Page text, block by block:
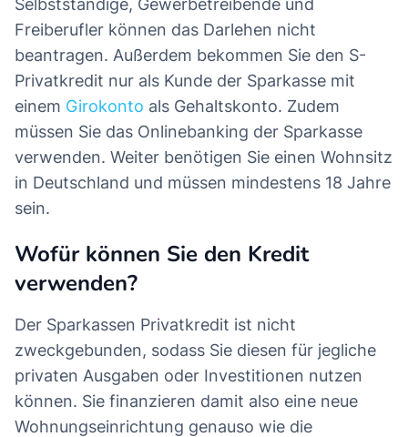
Selbstständige, Gewerbetreibende und
Freiberufler können das Darlehen nicht
beantragen. Außerdem bekommen Sie den S-
Privatkredit nur als Kunde der Sparkasse mit
einem Girokonto als Gehaltskonto. Zudem
müssen Sie das Onlinebanking der Sparkasse
verwenden. Weiter benötigen Sie einen Wohnsitz
in Deutschland und müssen mindestens 18 Jahre
sein.
Wofür können Sie den Kredit
verwenden?
Der Sparkassen Privatkredit ist nicht
zweckgebunden, sodass Sie diesen für jegliche
privaten Ausgaben oder Investitionen nutzen
können. Sie finanzieren damit also eine neue
Wohnungseinrichtung genauso wie die